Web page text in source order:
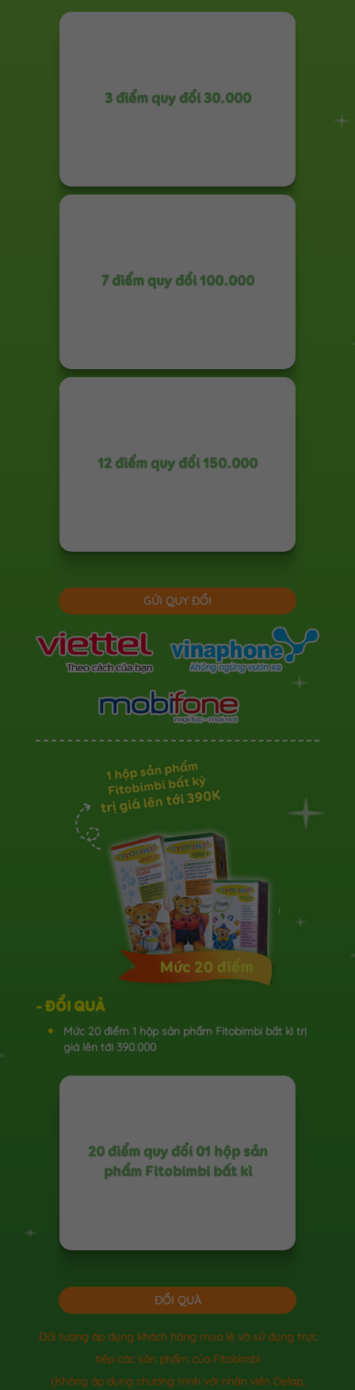
3 điểm quy đổi 30.000
7 điểm quy đổi 100.000
12 điểm quy đổi 150.000
GỬI QUY ĐỔI
- ĐỔI QUÀ
Mức 20 điểm 1 hộp sản phẩm Fitobimbi bất kì trị
giá lên tới 390.000
20 điểm quy đổi 01 hộp sản
phẩm Fitobimbi bất kì
ĐỔI QUÀ
Đối tượng áp dụng khách hàng mua lẻ và sử dụng trực
tiếp các sản phẩm của Fitobimbi
(Không áp dụng chương trình với nhân viên Delap,